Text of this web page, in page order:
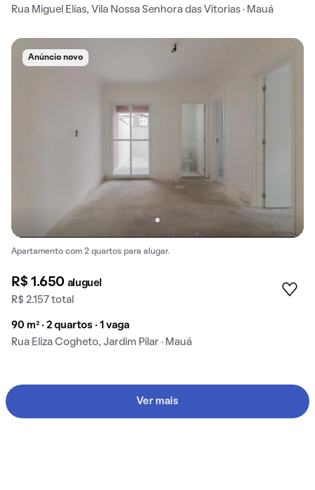
Rua Miguel Elías, Vila Nossa Senhora das Vitorias · Mauá
Anúncio novo
Apartamento com 2 quartos para alugar.
R$ 1.650 aluguel
R$ 2.157 total
90 m² · 2 quartos · 1 vaga
Rua Eliza Cogheto, Jardim Pilar · Mauá
Ver mais